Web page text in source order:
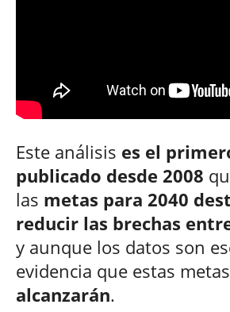
Este análisis es el
publicado desde 2008
las metas para 2040
reducir las brechas
y aunque los datos son
evidencia que estas metas
alcanzarán.